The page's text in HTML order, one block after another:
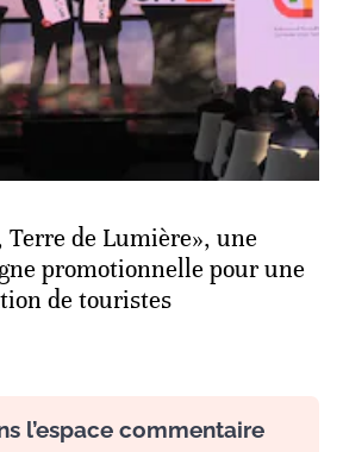
Terre de Lumière», une
promotionnelle pour une
de touristes
l’espace commentaire